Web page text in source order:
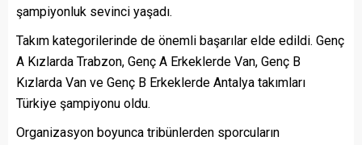
şampiyonluk sevinci yaşadı.
Takım kategorilerinde de önemli başarılar elde edildi. Genç
A Kızlarda Trabzon, Genç A Erkeklerde Van, Genç B
Kızlarda Van ve Genç B Erkeklerde Antalya takımları
Türkiye şampiyonu oldu.
Organizasyon boyunca tribünlerden sporcuların